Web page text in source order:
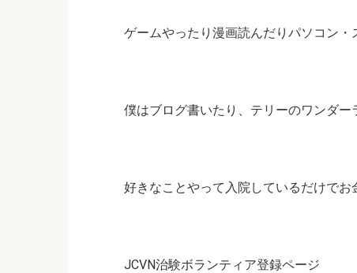
ゲームやったり漫画読んだりパソコン
僕はブログ書いたり、テリーのワンダー
好きなことやって入院しているだけでお
JCVN治験ボランティア登録ページ